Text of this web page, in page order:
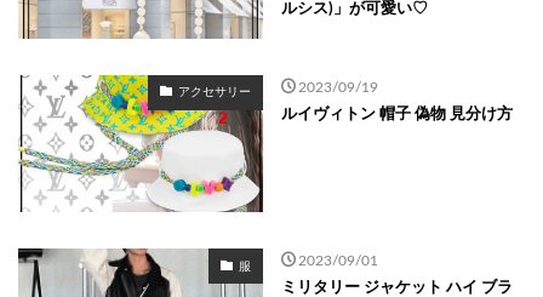
ルシス)」が可愛い♡
アクセサリー 2023/09/19
ルイヴィトン 帽子 偽物 見分け方
服 2023/09/01
ミリタリー ジャケット ハイ ブラ